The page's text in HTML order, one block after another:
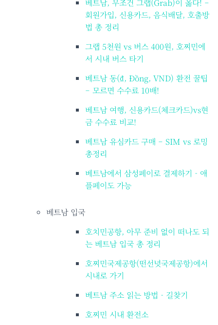
베트남, 무조건 그랩(Grab)이 옳다! –
회원가입, 신용카드, 음식배달, 호출방
법 총 정리
그랩 5천원 vs 버스 400원, 호찌민에
서 시내 버스 타기
베트남 동(₫, Đồng, VND) 환전 꿀팁
– 모르면 수수료 10배!
베트남 여행, 신용카드(체크카드)vs현
금 수수료 비교!
베트남 유심카드 구매 – SIM vs 로밍
총정리
베트남에서 삼성페이로 결제하기 - 애
플페이도 가능
베트남 입국
호치민공항, 아무 준비 없이 떠나도 되
는 베트남 입국 총 정리
호찌민국제공항(떤선녓국제공항)에서
시내로 가기
베트남 주소 읽는 방법 - 길찾기
호찌민 시내 환전소